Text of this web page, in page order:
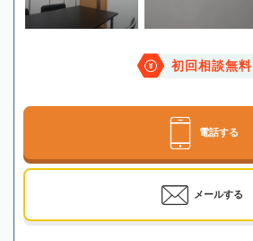
初回相談無料
電話する
メールする